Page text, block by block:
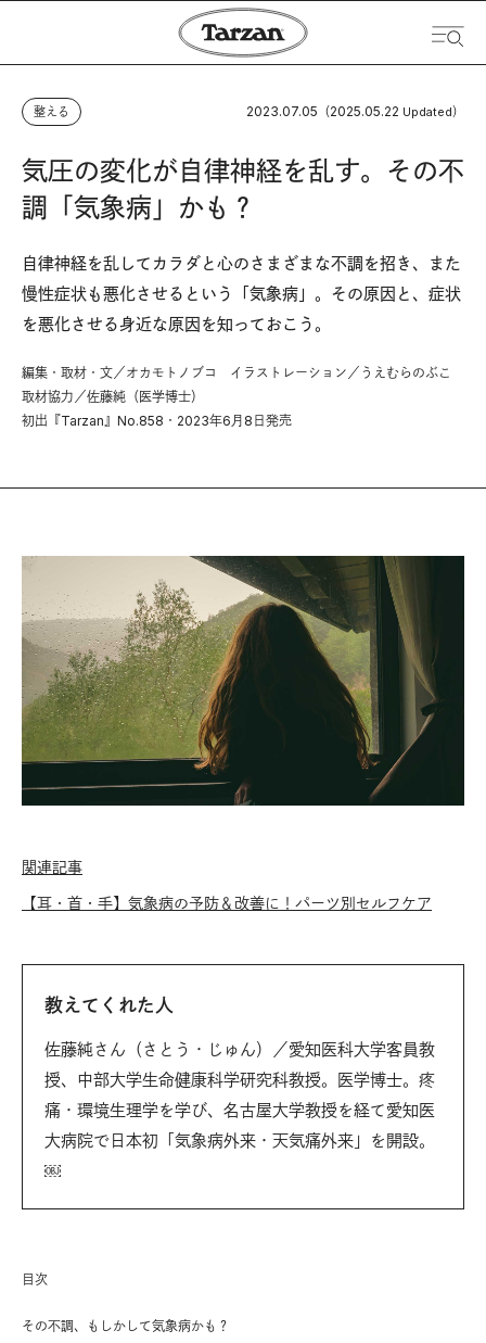
整える 2023.07.05 （2025.05.22 Updated）
気圧の変化が自律神経を乱す。その不
調「気象病」かも？
自律神経を乱してカラダと心のさまざまな不調を招き、また
慢性症状も悪化させるという「気象病」。その原因と、症状
を悪化させる身近な原因を知っておこう。
編集・取材・文／オカモトノブコ イラストレーション／うえむらのぶこ
取材協力／佐藤純（医学博士）
初出『Tarzan』No.858・2023年6月8日発売
関連記事
【耳・首・手】気象病の予防＆改善に！パーツ別セルフケア
教えてくれた人
佐藤純さん（さとう・じゅん）／愛知医科大学客員教
授、中部大学生命健康科学研究科教授。医学博士。疼
痛・環境生理学を学び、名古屋大学教授を経て愛知医
大病院で日本初「気象病外来・天気痛外来」を開設。
￼
目次
その不調、もしかして気象病かも？